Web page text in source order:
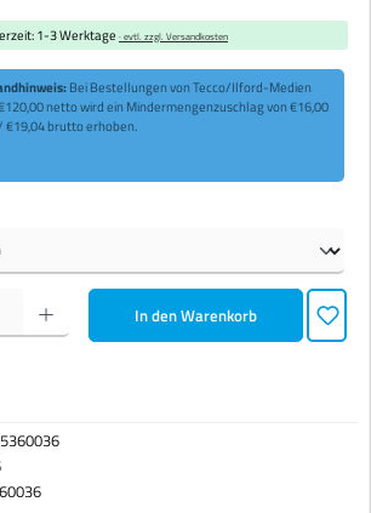
1-3 Werktage · evtl. zzgl. Versandkosten
Bei Bestellungen von Tecco/Ilford-Medien
netto wird ein Mindermengenzuschlag von €16,00
€19,04 brutto erhoben.
Wert ein oder benutze die Schaltflächen um die Anzahl zu
In den Warenkorb